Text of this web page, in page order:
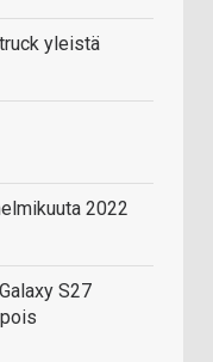
yleistä
2022
S27